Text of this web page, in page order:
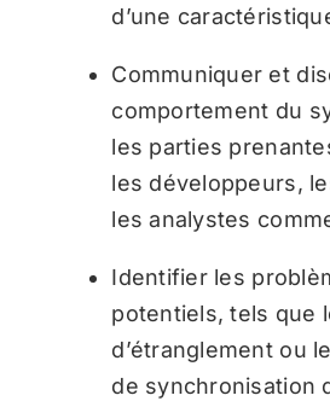
d’une
Communiquer et
comportement du
les parties
les développeurs,
les analystes
Identifier les
potentiels, tels que
d’étranglement ou
de synchronisation